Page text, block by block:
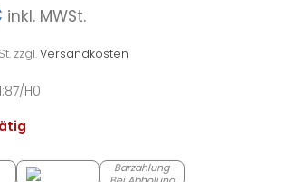
inkl. MWSt.
zzgl.Versandkosten
H0
Barzahlung